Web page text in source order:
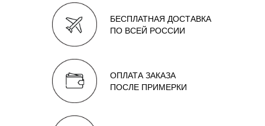
БЕСПЛАТНАЯ ДОСТАВКА
ПО ВСЕЙ РОССИИ
ОПЛАТА ЗАКАЗА
ПОСЛЕ ПРИМЕРКИ